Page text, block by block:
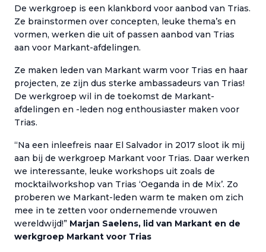
De werkgroep is een klankbord voor aanbod van Trias.
Ze brainstormen over concepten, leuke thema’s en
vormen, werken die uit of passen aanbod van Trias
aan voor Markant-afdelingen.
Ze maken leden van Markant warm voor Trias en haar
projecten, ze zijn dus sterke ambassadeurs van Trias!
De werkgroep wil in de toekomst de Markant-
afdelingen en -leden nog enthousiaster maken voor
Trias.
“Na een inleefreis naar El Salvador in 2017 sloot ik mij
aan bij de werkgroep Markant voor Trias. Daar werken
we interessante, leuke workshops uit zoals de
mocktailworkshop van Trias ‘Oeganda in de Mix’. Zo
proberen we Markant-leden warm te maken om zich
mee in te zetten voor ondernemende vrouwen
wereldwijd!” Marjan Saelens, lid van Markant en de
werkgroep Markant voor Trias